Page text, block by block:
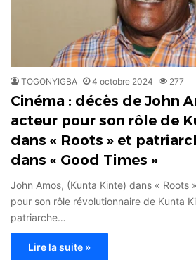
TOGONYIGBA 4 octobre 2024 277
Cinéma : décès de John
acteur pour son rôle de
dans « Roots » et
dans « Good Times »
John Amos, (Kunta Kinte) dans « Roots
pour son rôle révolutionnaire de Kunta
patriarche…
Lire la suite »